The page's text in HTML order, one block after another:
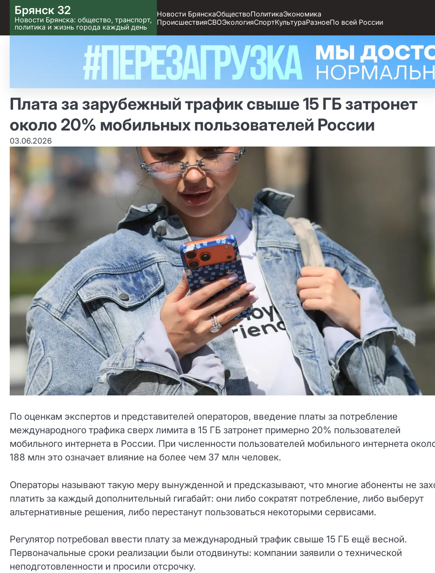
Skip
to content
Брянск 32
Новости Брянска: общество, транспорт,
политика и жизнь города каждый день
Новости БрянскаОбществоПолитикаЭкономика
ПроисшествияСВОЭкологияСпортКультураРазноеПо всей России
Плата за зарубежный трафик свыше 15 ГБ затронет
около 20% мобильных пользователей России
03.06.2026
По оценкам экспертов и представителей операторов, введение платы за потребление
международного трафика сверх лимита в 15 ГБ затронет примерно 20% пользователей
мобильного интернета в России. При численности пользователей мобильного интернета
188 млн это означает влияние на более чем 37 млн человек.
Операторы называют такую меру вынужденной и предсказывают, что многие абоненты не
платить за каждый дополнительный гигабайт: они либо сократят потребление, либо выберут
альтернативные решения, либо перестанут пользоваться некоторыми сервисами.
Регулятор потребовал ввести плату за международный трафик свыше 15 ГБ ещё весной.
Первоначальные сроки реализации были отодвинуты: компании заявили о технической
неподготовленности и просили отсрочку.